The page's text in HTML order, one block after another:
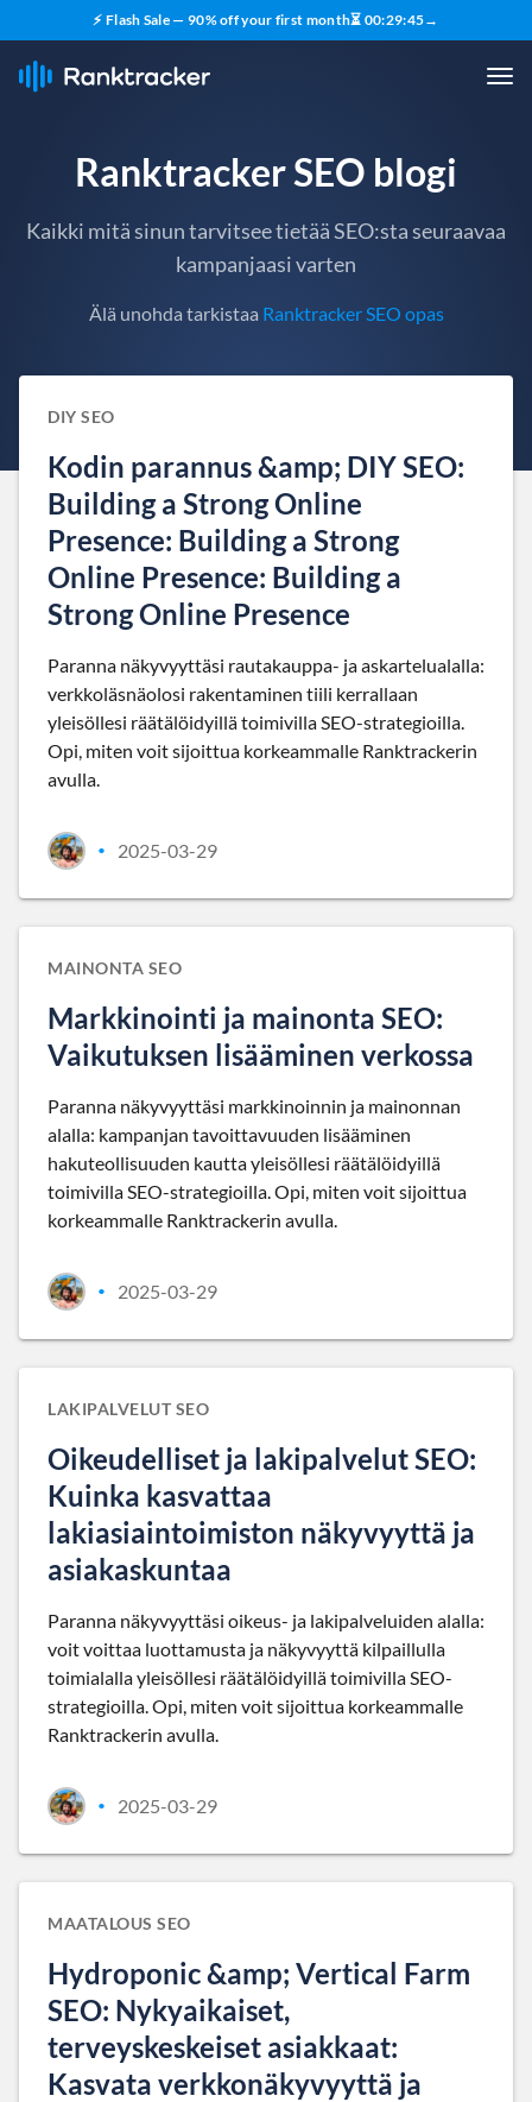
⚡ Flash Sale — 90% off your first month⏳ 00:29:44→
Ranktracker SEO blogi
Kaikki mitä sinun tarvitsee tietää SEO:sta seuraavaa
kampanjaasi varten
Älä unohda tarkistaa Ranktracker SEO opas
DIY SEO
Kodin parannus &amp; DIY SEO:
Building a Strong Online
Presence: Building a Strong
Online Presence: Building a
Strong Online Presence
Paranna näkyvyyttäsi rautakauppa- ja askartelualalla:
verkkoläsnäolosi rakentaminen tiili kerrallaan
yleisöllesi räätälöidyillä toimivilla SEO-strategioilla.
Opi, miten voit sijoittua korkeammalle Ranktrackerin
avulla.
• 2025-03-29
MAINONTA SEO
Markkinointi ja mainonta SEO:
Vaikutuksen lisääminen verkossa
Paranna näkyvyyttäsi markkinoinnin ja mainonnan
alalla: kampanjan tavoittavuuden lisääminen
hakuteollisuuden kautta yleisöllesi räätälöidyillä
toimivilla SEO-strategioilla. Opi, miten voit sijoittua
korkeammalle Ranktrackerin avulla.
• 2025-03-29
LAKIPALVELUT SEO
Oikeudelliset ja lakipalvelut SEO:
Kuinka kasvattaa
lakiasiaintoimiston näkyvyyttä ja
asiakaskuntaa
Paranna näkyvyyttäsi oikeus- ja lakipalveluiden alalla:
voit voittaa luottamusta ja näkyvyyttä kilpaillulla
toimialalla yleisöllesi räätälöidyillä toimivilla SEO-
strategioilla. Opi, miten voit sijoittua korkeammalle
Ranktrackerin avulla.
• 2025-03-29
MAATALOUS SEO
Hydroponic &amp; Vertical Farm
SEO: Nykyaikaiset,
terveyskeskeiset asiakkaat:
Kasvata verkkonäkyvyyttä ja